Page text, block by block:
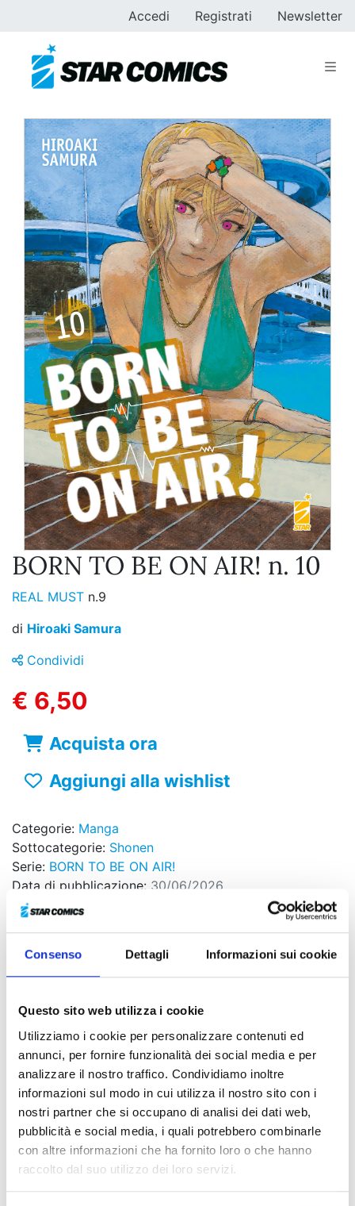
Consenso Dettagli Informazioni sui cookie
Questo sito web utilizza i cookie
Utilizziamo i cookie per personalizzare contenuti ed
annunci, per fornire funzionalità dei social media e per
analizzare il nostro traffico. Condividiamo inoltre
informazioni sul modo in cui utilizza il nostro sito con i
nostri partner che si occupano di analisi dei dati web,
pubblicità e social media, i quali potrebbero combinarle
con altre informazioni che ha fornito loro o che hanno
raccolto dal suo utilizzo dei loro servizi.
Accedi Registrati Newsletter
BORN TO BE ON AIR! n. 10
REAL MUST n.9
di Hiroaki Samura
Condividi
€ 6,50
Acquista ora
Aggiungi alla wishlist
Categorie: Manga
Sottocategorie: Shonen
Serie: BORN TO BE ON AIR!
Data di pubblicazione: 30/06/2026
Formato:12.8x18 , b/n
Sovraccoperta
Codice ISBN:9788822666451
Minare è stata invitata a partecipare al più grande
evento radiofonico dell’anno in Hokkaido, però è
costretta a scappare per salvare la sua amica Mizuho,
rapita da una setta che minaccia anche di dirottare la
trasmissione di Moiwayama Radio. La situazione
sembra disperata, ma ecco che riappare una vecchia
conoscenza di Mato...